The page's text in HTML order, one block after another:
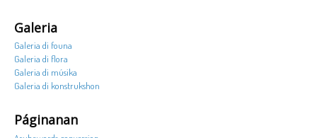
Galeria
Galeria di founa
Galeria di flora
Galeria di músika
Galeria di konstrukshon
Páginanan